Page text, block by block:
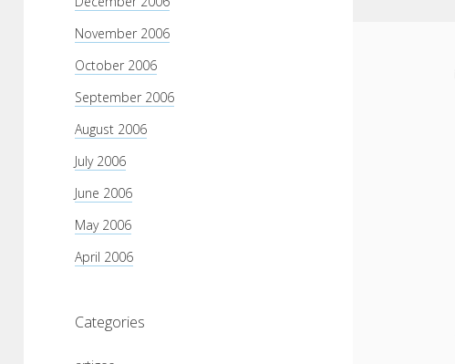
November 2006
October 2006
September 2006
August 2006
July 2006
June 2006
May 2006
April 2006
Categories